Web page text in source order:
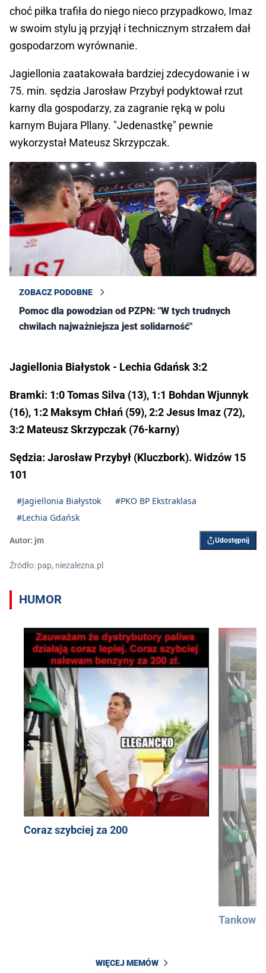
choć piłka trafiła do niego nieco przypadkowo, Imaz
w swoim stylu ją przyjął i technicznym strzałem dał
gospodarzom wyrównanie.
Jagiellonia zaatakowała bardziej zdecydowanie i w
75. min. sędzia Jarosław Przybył podyktował rzut
karny dla gospodarzy, za zagranie ręką w polu
karnym Bujara Pllany. "Jedenastkę" pewnie
wykorzystał Mateusz Skrzypczak.
ZOBACZ PODOBNE
Pomoc dla powodzian od PZPN: "W tych trudnych
chwilach najważniejsza jest solidarność"
Jagiellonia Białystok - Lechia Gdańsk 3:2
Bramki: 1:0 Tomas Silva (13), 1:1 Bohdan Wjunnyk
(16), 1:2 Maksym Chłań (59), 2:2 Jesus Imaz (72),
3:2 Mateusz Skrzypczak (76-karny)
Sędzia: Jarosław Przybył (Kluczbork). Widzów 15
101
#Jagiellonia Białystok
#PKO BP Ekstraklasa
#Lechia Gdańsk
Autor: jm Udostępnij
Źródło: pap, niezalezna.pl
HUMOR
Coraz szybciej za 200
WIĘCEJ MEMÓW